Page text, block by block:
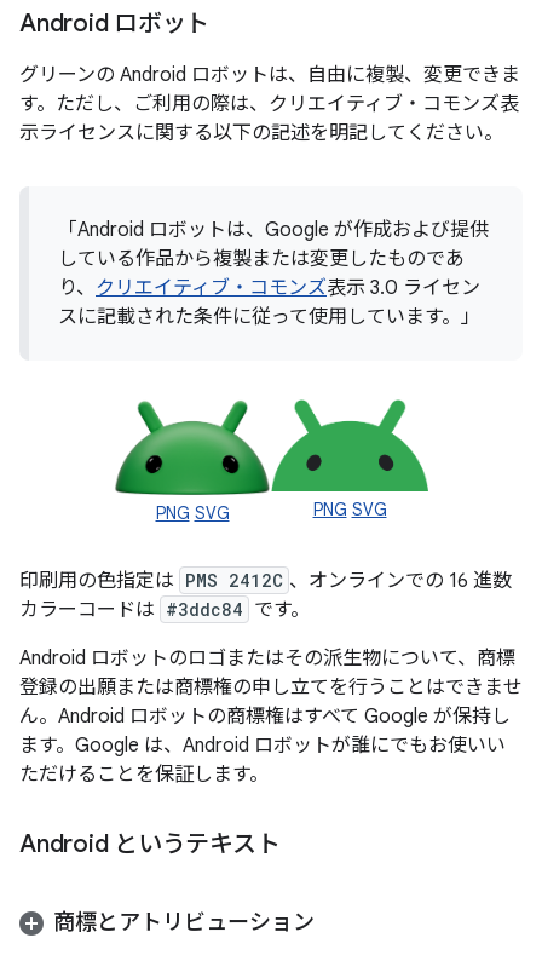
Android ロボット
グリーンの Android ロボットは、自由に複製、変更できま
す。ただし、ご利用の際は、クリエイティブ・コモンズ表
示ライセンスに関する以下の記述を明記してください。
「Android ロボットは、Google が作成および提供
している作品から複製または変更したものであ
り、 クリエイティブ・コモンズ表示 3.0 ライセン
スに記載された条件に従って使用しています。」
PNG SVG PNG SVG
印刷用の色指定は PMS 2412C 、オンラインでの 16 進数
カラーコードは #3ddc84 です。
Android ロボットのロゴまたはその派生物について、商標
登録の出願または商標権の申し立てを行うことはできませ
ん。Android ロボットの商標権はすべて Google が保持し
ます。Google は、Android ロボットが誰にでもお使いい
ただけることを保証します。
Android というテキスト
商標とアトリビューション